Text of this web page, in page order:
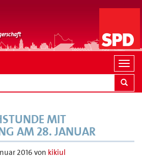
N
a
v
MIT
AM 28. JANUAR
2016 von kikiul